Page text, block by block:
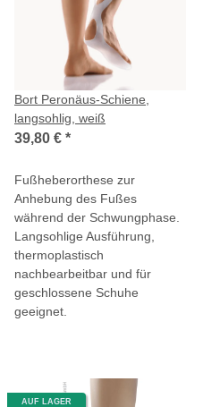
Bort Peronäus-Schiene,
langsohlig, weiß
39,80 € *
Fußheberorthese zur
Anhebung des Fußes
während der Schwungphase.
Langsohlige Ausführung,
thermoplastisch
nachbearbeitbar und für
geschlossene Schuhe
geeignet.
AUF LAGER